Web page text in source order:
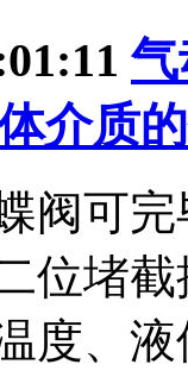
介质
阀可
位堵
度、